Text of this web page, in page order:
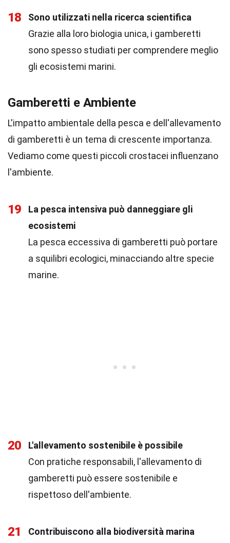
18
Sono utilizzati nella ricerca scientifica
Grazie alla loro biologia unica, i gamberetti
sono spesso studiati per comprendere meglio
gli ecosistemi marini.
Gamberetti e Ambiente
L'impatto ambientale della pesca e dell'allevamento
di gamberetti è un tema di crescente importanza.
Vediamo come questi piccoli crostacei influenzano
l'ambiente.
19
La pesca intensiva può danneggiare gli
ecosistemi
La pesca eccessiva di gamberetti può portare
a squilibri ecologici, minacciando altre specie
marine.
20
L'allevamento sostenibile è possibile
Con pratiche responsabili, l'allevamento di
gamberetti può essere sostenibile e
rispettoso dell'ambiente.
21
Contribuiscono alla biodiversità marina